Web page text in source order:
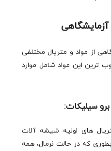
از مواد و متریال مختلفی
ترین این مواد شامل موارد
سیلیکات:
های اولیه شیشه آلات
که در حالت نرمال، همه